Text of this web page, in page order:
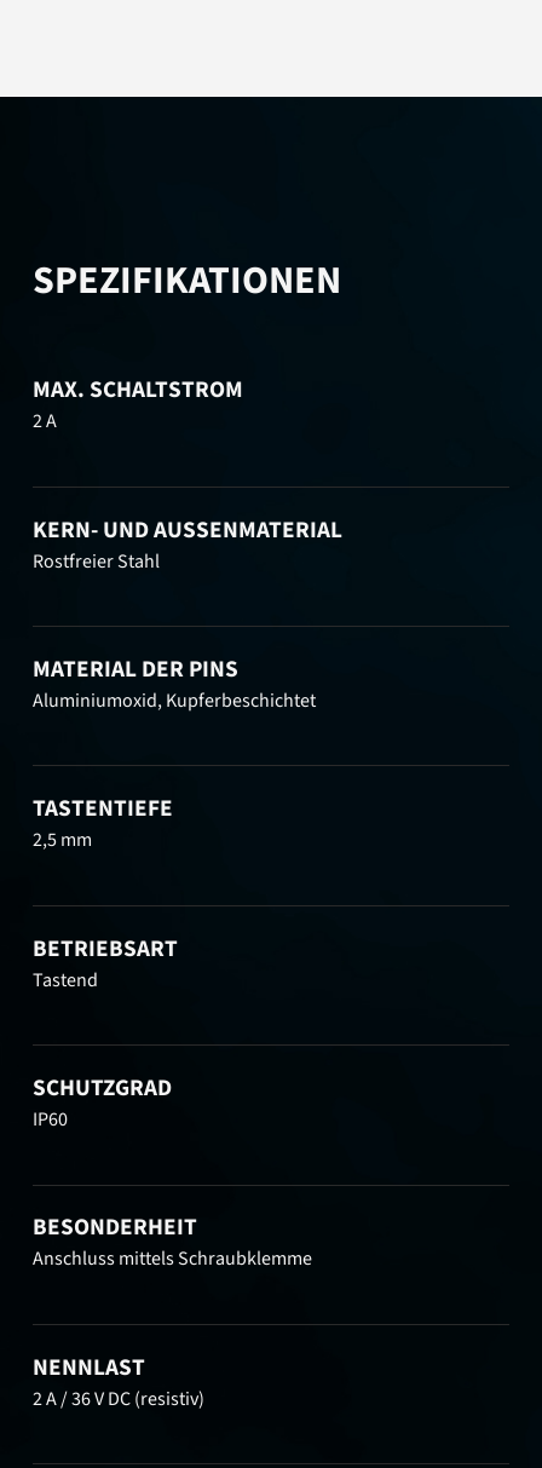
SPEZIFIKATIONEN
MAX. SCHALTSTROM
2 A
KERN- UND AUSSENMATERIAL
Rostfreier Stahl
MATERIAL DER PINS
Aluminiumoxid, Kupferbeschichtet
TASTENTIEFE
2,5 mm
BETRIEBSART
Tastend
SCHUTZGRAD
IP60
BESONDERHEIT
Anschluss mittels Schraubklemme
NENNLAST
2 A / 36 V DC (resistiv)